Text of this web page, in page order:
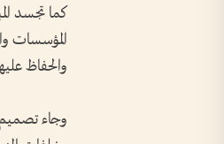
كما تجسد
المؤسسات
والحفاظ
وجاء تصميم